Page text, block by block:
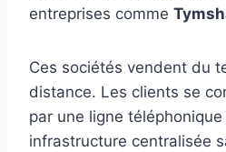
entreprises comme
Ces sociétés vendent du
distance. Les clients se
par une ligne
infrastructure centralisée